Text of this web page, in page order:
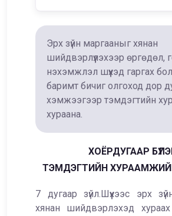
Эрх зүйн маргааныг хянан
шийдвэрлүүлэхээр өргөдөл,
нэхэмжлэл шүүхэд гаргах
баримт бичиг олгоход дор
хэмжээгээр тэмдэгтийн
хураана.
ХОЁРДУГААР
ТЭМДЭГТИЙН
7 дугаар зүйл.Шүүхээс эрх
хянан шийдвэрлэхэд